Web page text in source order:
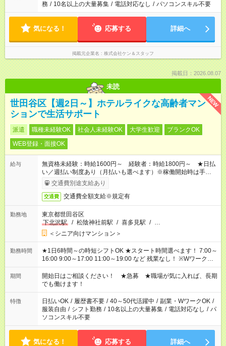
務 / 10名以上の大量募集 / 電話対応なし / パソコンスキル不要
気になる！ 応募する 詳細へ
掲載元企業名 株式会社ケン＆スタッフ
掲載日：2026.08.07
未読
NEW
世田谷区【週2日～】ホテルライクな高齢者マン
ションで生活サポート
派遣 職種未経験OK 社会人未経験OK 大学生歓迎
ブランクOK
WEB登録・面接OK
給与
無資格未経験：時給1600円～ 経験者：時給1800円～ ★日払
い／週払い制度あり（月払いも選べます）※稼働開始時は手続き
完了次第のお支払いとなります。
交通費別途支給あり
交通費 交通費全額支給※規定有
勤務地
東京都世田谷区
下北沢駅
/ 松陰神社前駅 / 喜多見駅 / …
＜シニア向けマンション＞
勤務時間
★1日6時間～の時短シフトOK ★スタート時間選べます！ 7:00～
16:00 9:00～17:00 11:00～19:00 など 残業なし！ ※Wワークの
場合、他のお仕事と合わせ週40時間超の就業はご案内できませ
ん ※法令に基づき、週20時間以上勤務は社会保険への加入対象
となります ※労働者派遣法（日雇い派遣の原則禁止）により、
短時間・短期間の就業はご案内が難しい場合があります
期間
開始日はご相談ください！ ★急募 ★職場が気に入れば、長期
でも働けます！
特徴 日払いOK / 履歴書不要 / 40～50代活躍中 / 副業・WワークOK /
服装自由 / シフト勤務 / 10名以上の大量募集 / 電話対応なし / パ
ソコンスキル不要
気になる！ 応募する 詳細へ